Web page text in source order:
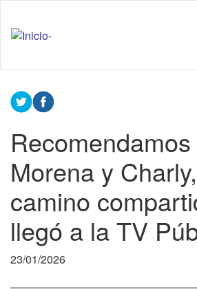
contenido
Tiflonexos
Contenido
principal
Morena y
camino
llegó a la TV
23/01/2026